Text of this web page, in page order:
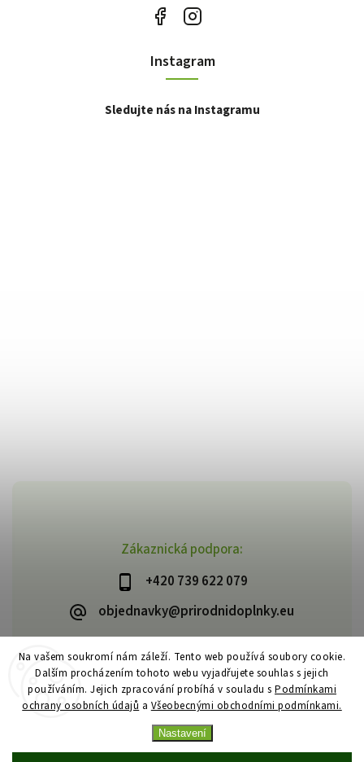
Na vašem soukromí nám záleží. Tento web používá soubory cookie.
Dalším procházením tohoto webu vyjadřujete souhlas s jejich
používáním. Jejich zpracování probíhá v souladu s Podmínkami
ochrany osobních údajů a Všeobecnými obchodními podmínkami.
Nastavení
Zákaznická podpora:
+420 739 622 079
objednavky@prirodnidoplnky.eu
Instagram
Sledujte nás na Instagramu
Copyright 2026VIA NATURAE. Všechna práva vyhrazena.
Upravit nastavení cookies
VytvořilShoptet| Design